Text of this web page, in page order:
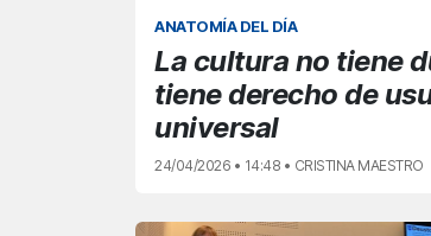
ANATOMÍA DEL DÍA
La cultura no tiene
tiene derecho de
universal
24/04/2026 • 14:48 • CRISTINA MAESTRO